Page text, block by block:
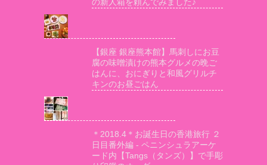
【銀座 銀座熊本館】馬刺しにお豆
腐の味噌漬けの熊本グルメの晩ご
はんに、おにぎりと和風グリルチ
キンのお昼ごはん
＊2018.4＊お誕生日の香港旅行 ２
日目番外編 - ペニンシュラアーケ
ード内【Tangs（タンズ）】で手彫